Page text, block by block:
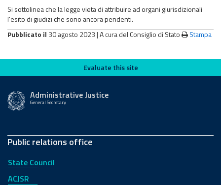
Si sottolinea che la legge vieta di attribuire ad organi giurisdizionali
l'esito di giudizi che sono ancora pendenti.
Pubblicato il 30 agosto 2023 |A cura del Consiglio di Stato Stampa
Evaluate this siteEvaluate this site
Administrative Justice
General Secretary
Public relations office
State Council
ACJSR